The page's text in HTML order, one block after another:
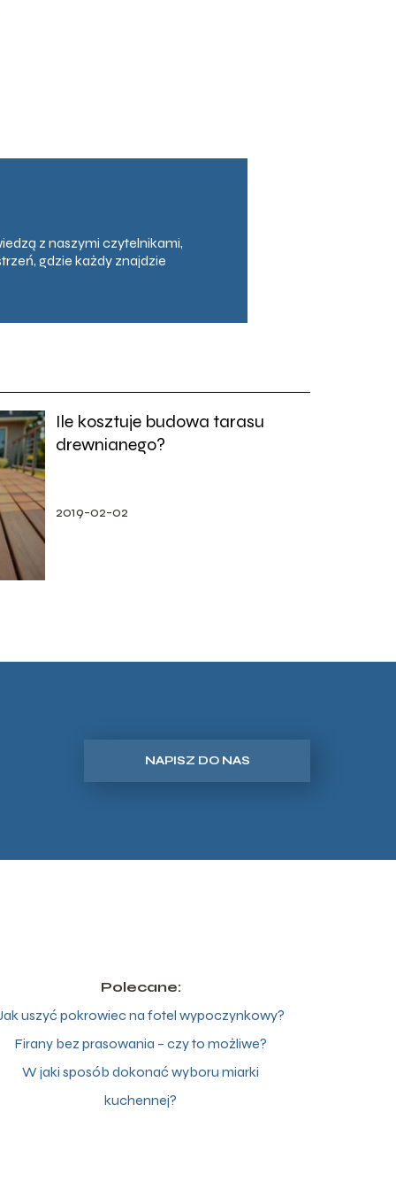
z naszymi czytelnikami,
gdzie każdy znajdzie
Ile kosztuje budowa tarasu
drewnianego?
2019-02-02
NAPISZ DO NAS
Polecane:
uszyć pokrowiec na fotel wypoczynkowy?
Firany bez prasowania – czy to możliwe?
W jaki sposób dokonać wyboru miarki
kuchennej?